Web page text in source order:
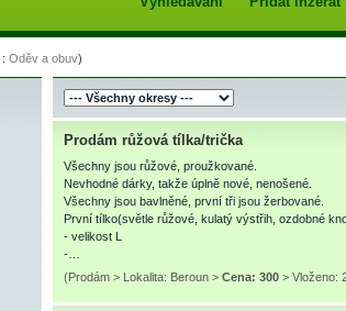
: Oděv a obuv)
Prodám růžová tílka/trička
Všechny jsou růžové, proužkované.
Nevhodné dárky, takže úplně nové, nenošené.
Všechny jsou bavlněné, první tři jsou žerbované.
První tílko(světle růžové, kulatý výstřih, ozdobné
- velikost L
-…
(Prodám > Lokalita: Beroun > Cena: 300 > Vloženo: